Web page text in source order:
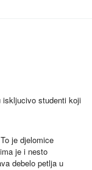
iskljucivo studenti koji
je djelomice
je i nesto
debelo petlja u